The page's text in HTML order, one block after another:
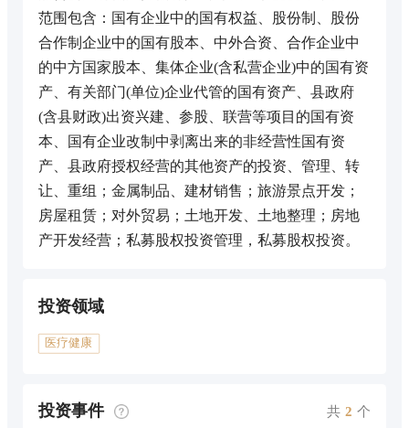
范围包含：国有企业中的国有权益、股份制、股份
合作制企业中的国有股本、中外合资、合作企业中
的中方国家股本、集体企业(含私营企业)中的国有资
产、有关部门(单位)企业代管的国有资产、县政府
(含县财政)出资兴建、参股、联营等项目的国有资
本、国有企业改制中剥离出来的非经营性国有资
产、县政府授权经营的其他资产的投资、管理、转
让、重组；金属制品、建材销售；旅游景点开发；
房屋租赁；对外贸易；土地开发、土地整理；房地
产开发经营；私募股权投资管理，私募股权投资。
投资领域
医疗健康
投资事件 共 2 个